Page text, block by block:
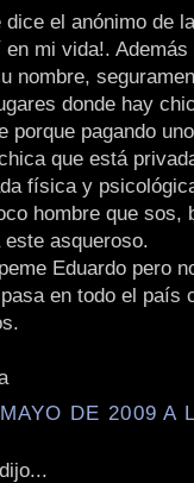
dice el anónimo de
en mi vida!.
nombre,
donde hay
porque pagando
que está
física y
hombre que sos,
este asqueroso.
Eduardo pero
en todo el país
DE 2009 A
dijo...